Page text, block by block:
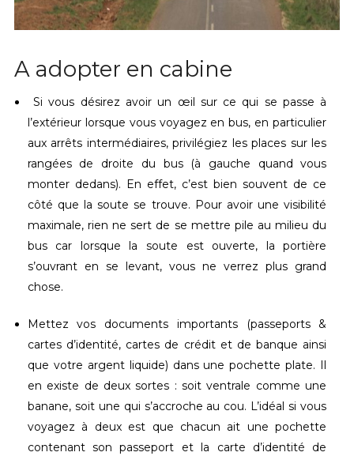
A adopter en cabine
Si vous désirez avoir un œil sur ce qui se passe à
l’extérieur lorsque vous voyagez en bus, en particulier
aux arrêts intermédiaires, privilégiez les places sur les
rangées de droite du bus (à gauche quand vous
monter dedans). En effet, c’est bien souvent de ce
côté que la soute se trouve. Pour avoir une visibilité
maximale, rien ne sert de se mettre pile au milieu du
bus car lorsque la soute est ouverte, la portière
s’ouvrant en se levant, vous ne verrez plus grand
chose.
Mettez vos documents importants (passeports &
cartes d’identité, cartes de crédit et de banque ainsi
que votre argent liquide) dans une pochette plate. Il
en existe de deux sortes : soit ventrale comme une
banane, soit une qui s’accroche au cou. L’idéal si vous
voyagez à deux est que chacun ait une pochette
contenant son passeport et la carte d’identité de